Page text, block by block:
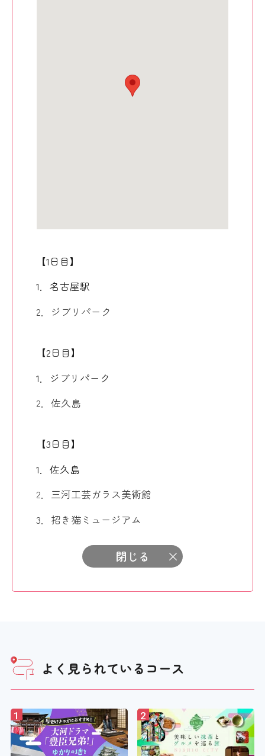
【1日目】
1．名古屋駅
2．ジブリパーク
【2日目】
1．ジブリパーク
2．佐久島
【3日目】
1．佐久島
2．三河工芸ガラス美術館
3．招き猫ミュージアム
閉じる
よく見られているコース
1 2